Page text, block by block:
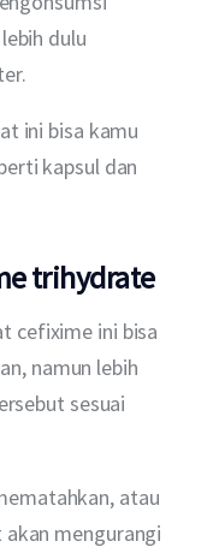
dulu
ini bisa kamu
kapsul dan
trihydrate
cefixime ini bisa
namun lebih
sesuai
atau
mengurangi